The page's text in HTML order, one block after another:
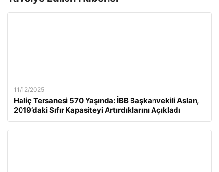
11/12/2025
Haliç Tersanesi 570 Yaşında: İBB Başkanvekili Aslan,
2019’daki Sıfır Kapasiteyi Artırdıklarını Açıkladı